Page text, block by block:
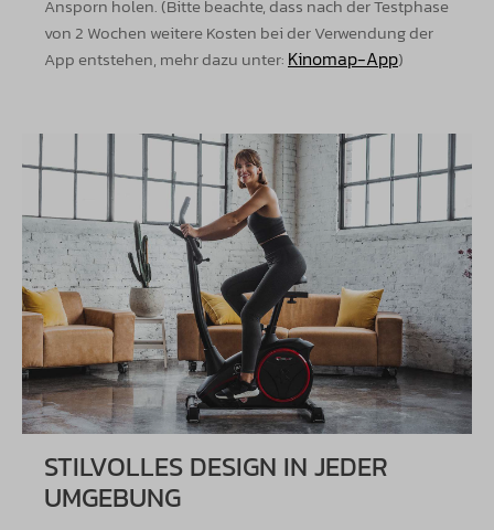
Ansporn holen. (Bitte beachte, dass nach der Testphase
von 2 Wochen weitere Kosten bei der Verwendung der
App entstehen, mehr dazu unter: Kinomap-App)
STILVOLLES DESIGN IN JEDER
UMGEBUNG